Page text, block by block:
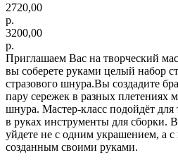
2720,00
р.
3200,00
р.
Приглашаем Вас на творческий
вы соберете руками целый набор
стразового шнура.Вы создадите
пару сережек в разных плетениях
шнура. Мастер-класс подойдёт для
в руках инструменты для сборки. В
уйдете не с одним украшением, а
созданным своими руками.